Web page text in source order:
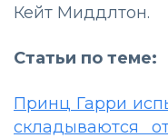
Кейт Миддлтон.
Статьи по теме:
Принц Гарри
складываются